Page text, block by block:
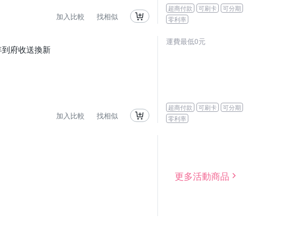
加入比較 找相似
超商付款 可刷卡
可分期
零利率
府收送換新
加入比較 找相似
運費最低0元
超商付款 可刷卡
可分期
零利率
更多活動商品